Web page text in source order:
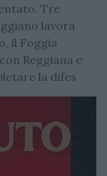
Tre
lavora
il Foggia
Reggiana e
la difes